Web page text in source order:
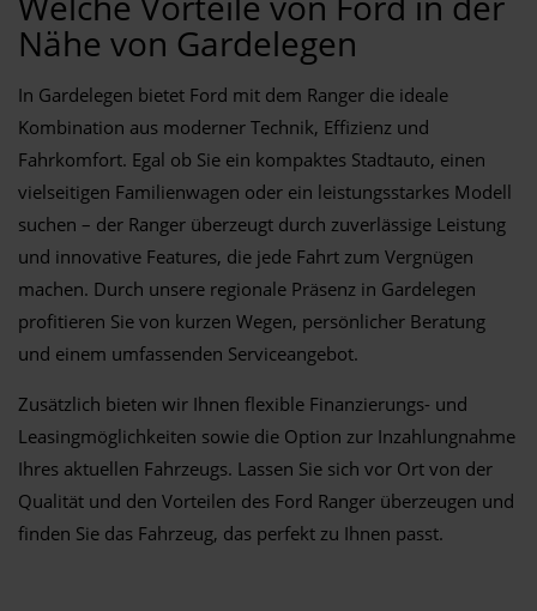
Nähe von Gardelegen
In Gardelegen bietet Ford mit dem Ranger die ideale
Kombination aus moderner Technik, Effizienz und
Fahrkomfort. Egal ob Sie ein kompaktes Stadtauto, einen
vielseitigen Familienwagen oder ein leistungsstarkes Modell
suchen – der Ranger überzeugt durch zuverlässige Leistung
und innovative Features, die jede Fahrt zum Vergnügen
machen. Durch unsere regionale Präsenz in Gardelegen
profitieren Sie von kurzen Wegen, persönlicher Beratung
und einem umfassenden Serviceangebot.
Zusätzlich bieten wir Ihnen flexible Finanzierungs- und
Leasingmöglichkeiten sowie die Option zur Inzahlungnahme
Ihres aktuellen Fahrzeugs. Lassen Sie sich vor Ort von der
Qualität und den Vorteilen des Ford Ranger überzeugen und
finden Sie das Fahrzeug, das perfekt zu Ihnen passt.